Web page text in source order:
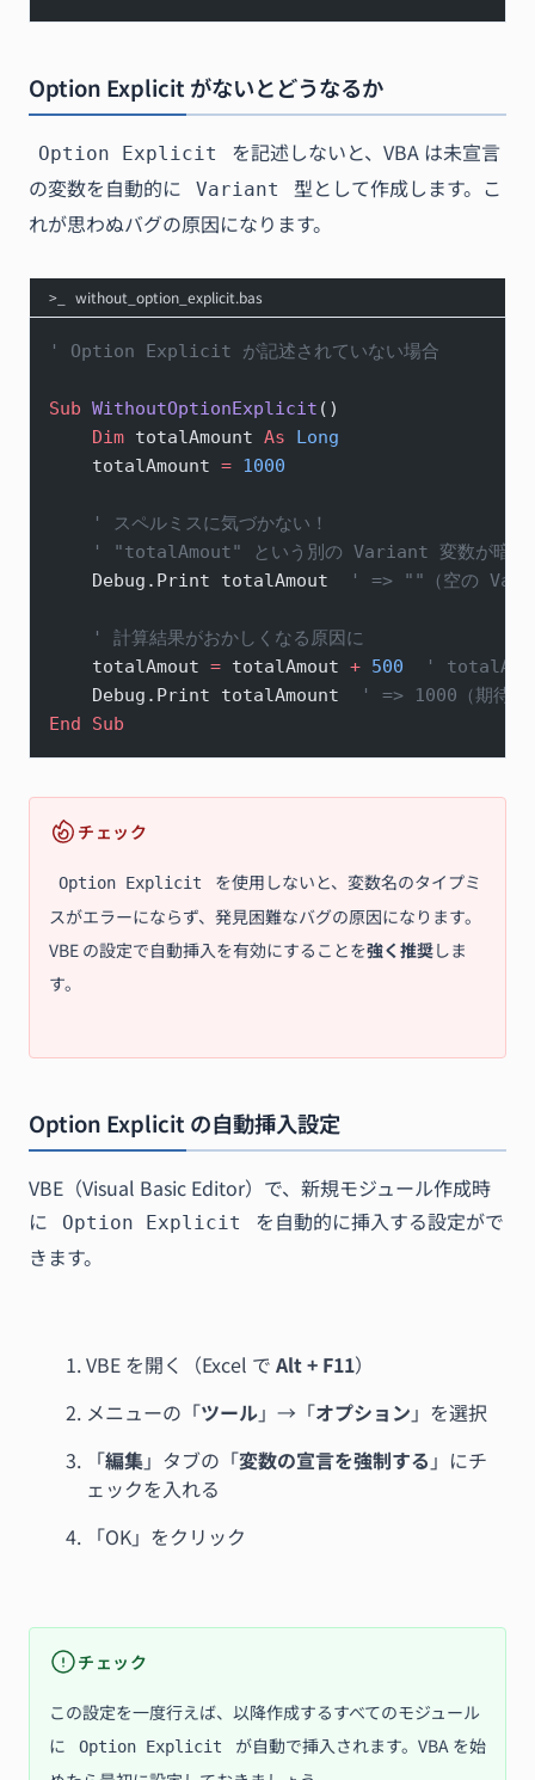
Option Explicit がないとどうなるか
Option Explicit
を記述しないと、VBA は未宣言
の変数を自動的に
Variant
型として作成します。こ
れが思わぬバグの原因になります。
without_option_explicit.bas
' Option Explicit が記述されていない場合
Sub WithoutOptionExplicit ()
    Dim
totalAmount As Long
    totalAmount
= 1000
    ' スペルミスに気づかない！
' "totalAmout" という別の Variant 変数が暗黙
    Debug.Print totalAmout
' => ""（空の
    ' 計算結果がおかしくなる原因に
    totalAmout
= totalAmout + 500
'
    Debug.Print totalAmount
' => 1000（期待値
End Sub
チェック
Option Explicit
を使用しないと、変数名のタイプミ
スがエラーにならず、発見困難なバグの原因になります。
VBE の設定で自動挿入を有効にすることを強く推奨しま
す。
Option Explicit の自動挿入設定
VBE（Visual Basic Editor）で、新規モジュール作成時
に
Option Explicit
を自動的に挿入する設定がで
きます。
VBE を開く（Excel で Alt + F11）
メニューの「ツール」→「オプション 」を選択
「編集」タブの「変数の宣言を強制する 」にチ
ェックを入れる
「OK」をクリック
チェック
この設定を一度行えば、以降作成するすべてのモジュール
に
Option Explicit
が自動で挿入されます。VBA を始